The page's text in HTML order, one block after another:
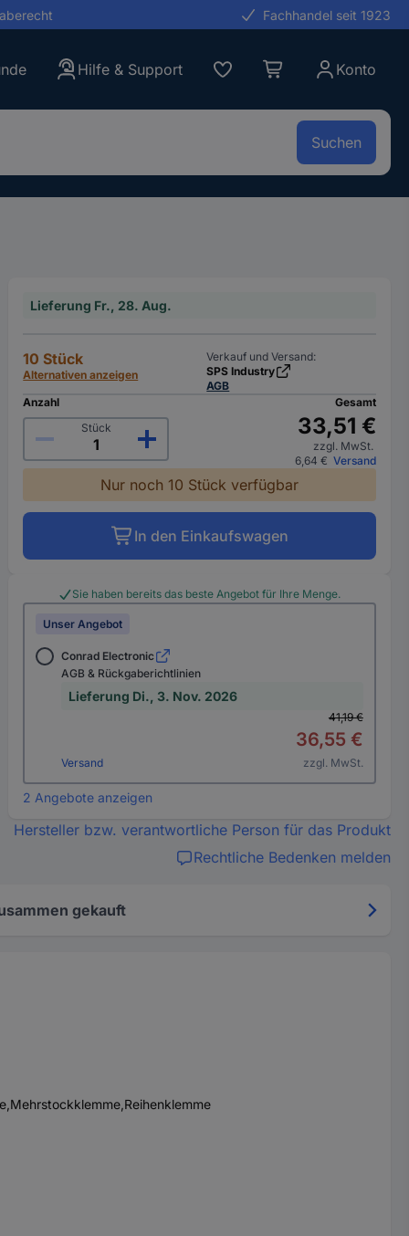
Fachhandel seit 1923
Hilfe & Support Konto
Suchen
Lieferung Fr., 28. Aug.
10 Stück
Alternativen anzeigen
Verkauf und Versand:
SPS Industry
AGB
Anzahl
Stück
Gesamt
33,51 €
zzgl. MwSt.
6,64 € Versand
Nur noch 10 Stück verfügbar
In den Einkaufswagen
Sie haben bereits das beste Angebot für Ihre Menge.
Unser Angebot
Conrad Electronic
AGB & Rückgaberichtlinien
Lieferung Di., 3. Nov. 2026
Versand
41,19 €
36,55 €
zzgl. MwSt.
2 Angebote anzeigen
Hersteller bzw. verantwortliche Person für das Produkt
Rechtliche Bedenken melden
gekauft